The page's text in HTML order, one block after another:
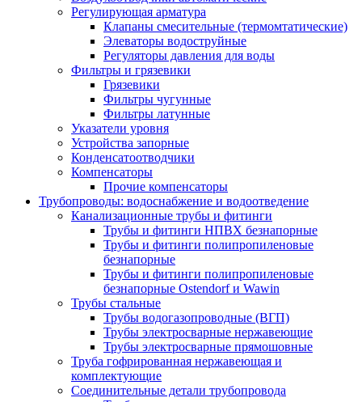
Регулирующая арматура
Клапаны смесительные (термомтатические)
Элеваторы водоструйные
Регуляторы давления для воды
Фильтры и грязевики
Грязевики
Фильтры чугунные
Фильтры латунные
Указатели уровня
Устройства запорные
Конденсатоотводчики
Компенсаторы
Прочие компенсаторы
Трубопроводы: водоснабжение и водоотведение
Канализационные трубы и фитинги
Трубы и фитинги НПВХ безнапорные
Трубы и фитинги полипропиленовые
безнапорные
Трубы и фитинги полипропиленовые
безнапорные Ostendorf и Wawin
Трубы стальные
Трубы водогазопроводные (ВГП)
Трубы электросварные нержавеющие
Трубы электросварные прямошовные
Труба гофрированная нержавеющая и
комплектующие
Соединительные детали трубопровода